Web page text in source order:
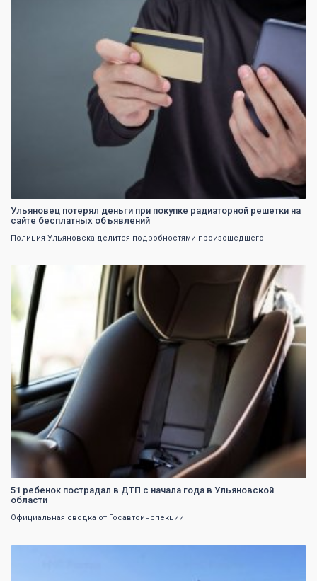
Ульяновец потерял деньги при покупке радиаторной решетки на
сайте бесплатных объявлений
Полиция Ульяновска делится подробностями произошедшего
51 ребенок пострадал в ДТП с начала года в Ульяновской
области
Официальная сводка от Госавтоинспекции